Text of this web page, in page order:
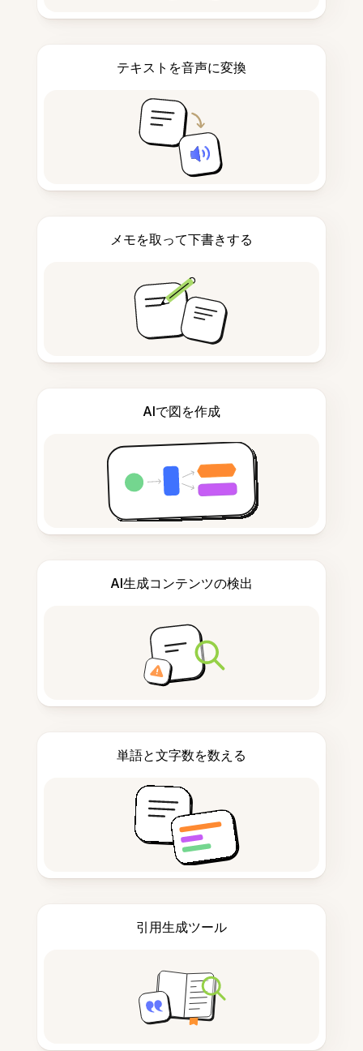
テキストを音声に変換
メモを取って下書きする
AIで図を作成
AI生成コンテンツの検出
単語と文字数を数える
引用生成ツール